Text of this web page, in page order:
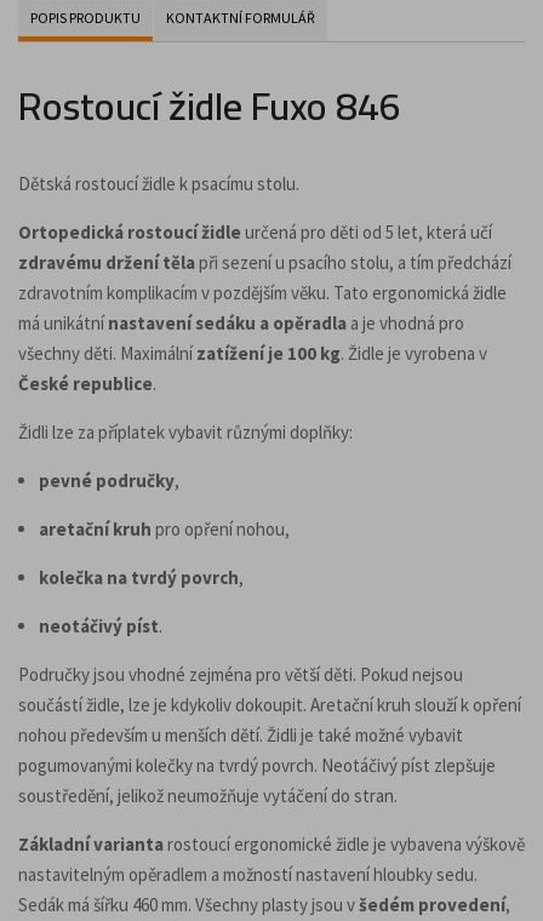
POPIS PRODUKTU KONTAKTNÍ FORMULÁŘ
Rostoucí židle Fuxo 846
Dětská rostoucí židle k psacímu stolu.
Ortopedická rostoucí židle určená pro děti od 5 let, která učí
zdravému držení tělapři sezení u psacího stolu, a tím předchází
zdravotním komplikacím v pozdějším věku. Tato ergonomická židle
má unikátnínastavení sedáku a opěradla a je vhodná pro
všechny děti. Maximálnízatížení je 100 kg. Židle je vyrobena v
České republice.
Židli lze za příplatek vybavit různými doplňky:
pevné područky,
aretační kruh pro opření nohou,
kolečka na tvrdý povrch,
neotáčivý píst.
Područky jsou vhodné zejména pro větší děti. Pokud nejsou
součástí židle, lze je kdykoliv dokoupit. Aretační kruh slouží k opření
nohou především u menších dětí. Židli je také možné vybavit
pogumovanými kolečky na tvrdý povrch. Neotáčivý píst zlepšuje
soustředění, jelikož neumožňuje vytáčení do stran.
Základní variantarostoucí ergonomické židle je vybavena výškově
nastavitelným opěradlem a možností nastavení hloubky sedu.
Sedák má šířku 460 mm. Všechny plasty jsou všedém provedení,